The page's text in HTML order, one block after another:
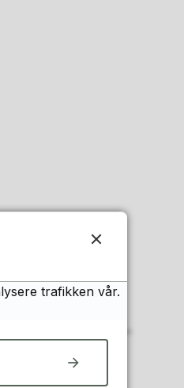
trafikken vår.